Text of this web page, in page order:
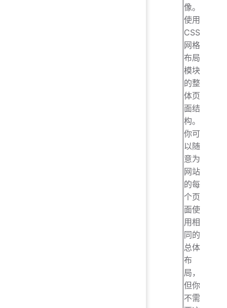
像。
使用
CSS
网格
布局
模块
的整
体页
面结
构。
你可
以随
意为
网站
的每
个页
面使
用相
同的
总体
布
局，
但你
不需